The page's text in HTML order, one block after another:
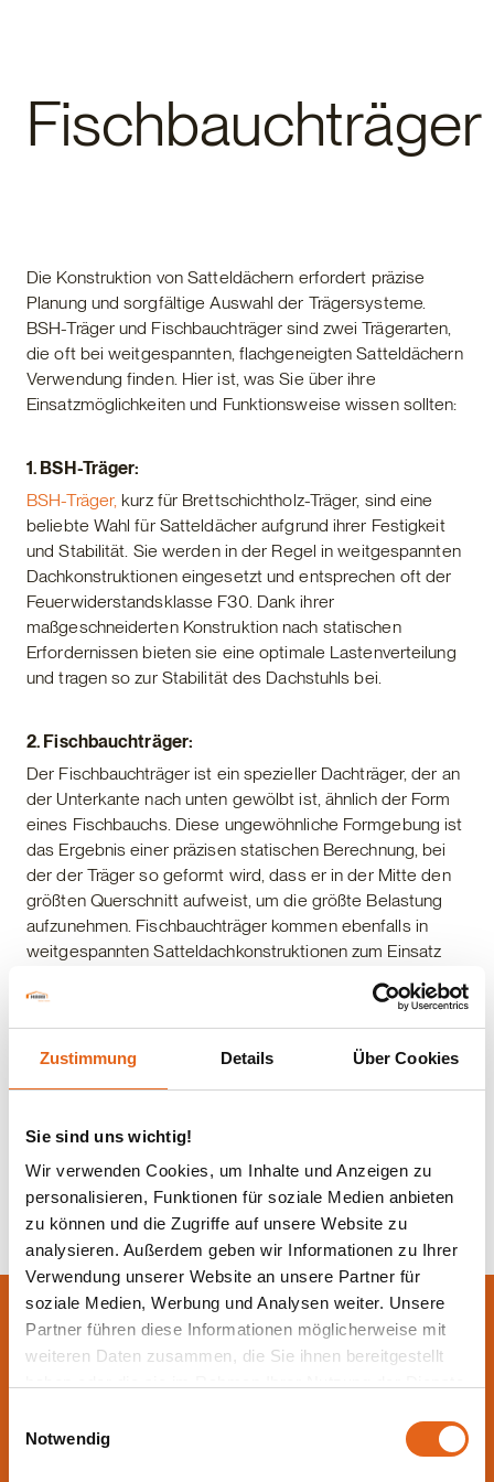
Zustimmung Details Über Cookies
Sie sind uns wichtig!
Wir verwenden Cookies, um Inhalte und Anzeigen zu
personalisieren, Funktionen für soziale Medien anbieten
zu können und die Zugriffe auf unsere Website zu
analysieren. Außerdem geben wir Informationen zu Ihrer
Verwendung unserer Website an unsere Partner für
soziale Medien, Werbung und Analysen weiter. Unsere
Partner führen diese Informationen möglicherweise mit
weiteren Daten zusammen, die Sie ihnen bereitgestellt
Bitte beachten Sie, dass einige der Partner auch Daten in
Notwendig
Fischbauchträger
Die Konstruktion von Satteldächern erfordert präzise
Planung und sorgfältige Auswahl der Trägersysteme.
BSH-Träger und Fischbauchträger sind zwei Trägerarten,
die oft bei weitgespannten, flachgeneigten Satteldächern
Verwendung finden. Hier ist, was Sie über ihre
Einsatzmöglichkeiten und Funktionsweise wissen sollten:
1. BSH-Träger:
BSH-Träger, kurz für Brettschichtholz-Träger, sind eine
beliebte Wahl für Satteldächer aufgrund ihrer Festigkeit
und Stabilität. Sie werden in der Regel in weitgespannten
Dachkonstruktionen eingesetzt und entsprechen oft der
Feuerwiderstandsklasse F30. Dank ihrer
maßgeschneiderten Konstruktion nach statischen
Erfordernissen bieten sie eine optimale Lastenverteilung
und tragen so zur Stabilität des Dachstuhls bei.
2. Fischbauchträger:
Der Fischbauchträger ist ein spezieller Dachträger, der an
der Unterkante nach unten gewölbt ist, ähnlich der Form
eines Fischbauchs. Diese ungewöhnliche Formgebung ist
das Ergebnis einer präzisen statischen Berechnung, bei
der der Träger so geformt wird, dass er in der Mitte den
größten Querschnitt aufweist, um die größte Belastung
aufzunehmen. Fischbauchträger kommen ebenfalls in
weitgespannten Satteldachkonstruktionen zum Einsatz
in der Konstruktion von Satteldächern. Ihre
maßgeschneiderte Formgebung und ihre robuste
und tragen zur Stabilität und Sicherheit des gesamten
Dachstuhls bei.
Lassen Sie sich jetzt
beraten.
Die beste Beratung ist die persönliche - von einem Haas
Fachberater in Ihrer Nähe!